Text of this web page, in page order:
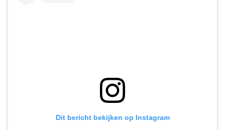
Dit bericht bekijken op Instagram